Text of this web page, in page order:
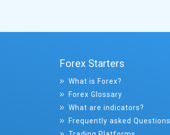
Forex Starters
What is Forex?
Forex Glossary
What are indicators?
Frequently asked Questions